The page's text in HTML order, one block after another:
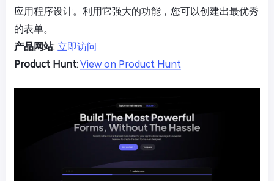
应用程序设计。利用它强大的功能，您可以创建出最优秀
的表单。
产品网站: 立即访问
Product Hunt: View on Product Hunt